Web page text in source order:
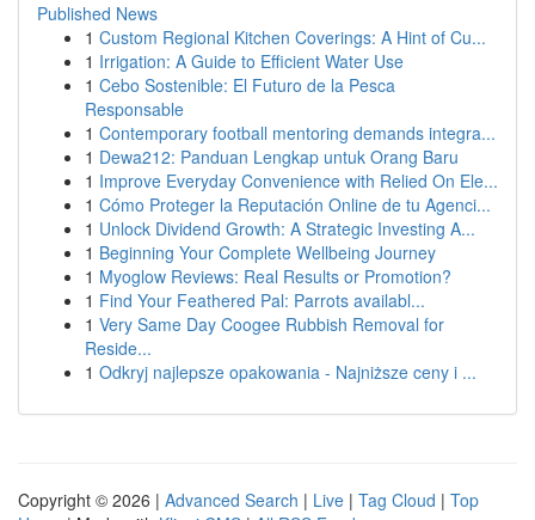
Published News
1 Custom Regional Kitchen Coverings: A Hint of Cu...
1 Irrigation: A Guide to Efficient Water Use
1 Cebo Sostenible: El Futuro de la Pesca
Responsable
1 Contemporary football mentoring demands integra...
1 Dewa212: Panduan Lengkap untuk Orang Baru
1 Improve Everyday Convenience with Relied On Ele...
1 Cómo Proteger la Reputación Online de tu Agenci...
1 Unlock Dividend Growth: A Strategic Investing A...
1 Beginning Your Complete Wellbeing Journey
1 Myoglow Reviews: Real Results or Promotion?
1 Find Your Feathered Pal: Parrots availabl...
1 Very Same Day Coogee Rubbish Removal for
Reside...
1 Odkryj najlepsze opakowania - Najniższe ceny i ...
Copyright © 2026 | Advanced Search | Live | Tag Cloud | Top